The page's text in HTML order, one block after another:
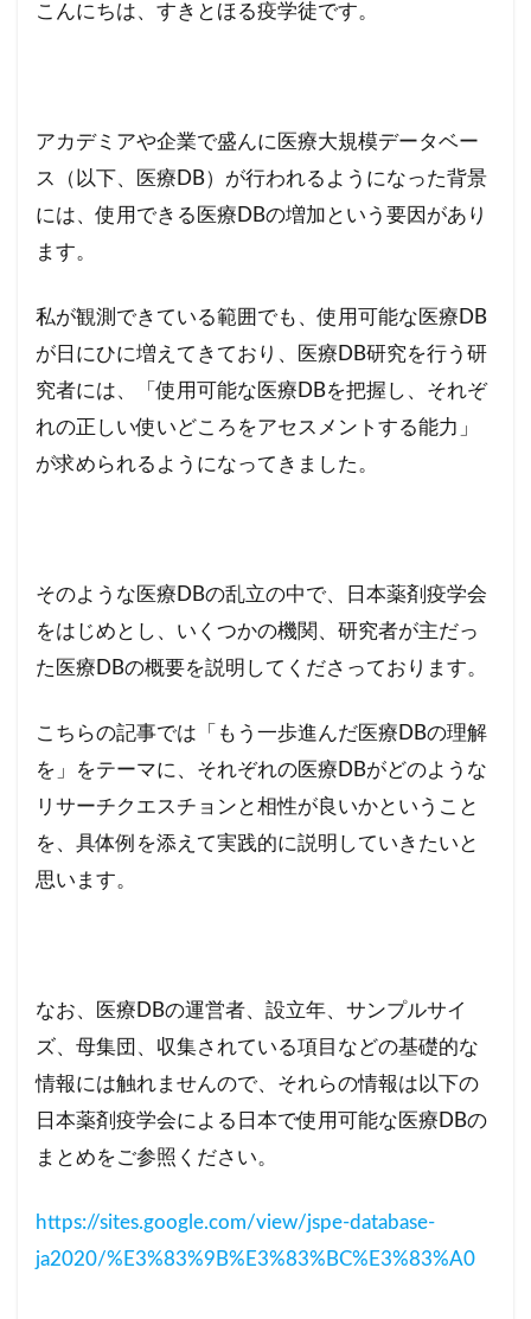
こんにちは、すきとほる疫学徒です。
アカデミアや企業で盛んに医療大規模データベー
ス（以下、医療DB）が行われるようになった背景
には、使用できる医療DBの増加という要因があり
ます。
私が観測できている範囲でも、使用可能な医療DB
が日にひに増えてきており、医療DB研究を行う研
究者には、「使用可能な医療DBを把握し、それぞ
れの正しい使いどころをアセスメントする能力」
が求められるようになってきました。
そのような医療DBの乱立の中で、日本薬剤疫学会
をはじめとし、いくつかの機関、研究者が主だっ
た医療DBの概要を説明してくださっております。
こちらの記事では「もう一歩進んだ医療DBの理解
を」をテーマに、それぞれの医療DBがどのような
リサーチクエスチョンと相性が良いかということ
を、具体例を添えて実践的に説明していきたいと
思います。
なお、医療DBの運営者、設立年、サンプルサイ
ズ、母集団、収集されている項目などの基礎的な
情報には触れませんので、それらの情報は以下の
日本薬剤疫学会による日本で使用可能な医療DBの
まとめをご参照ください。
https://sites.google.com/view/jspe-database-
ja2020/%E3%83%9B%E3%83%BC%E3%83%A0